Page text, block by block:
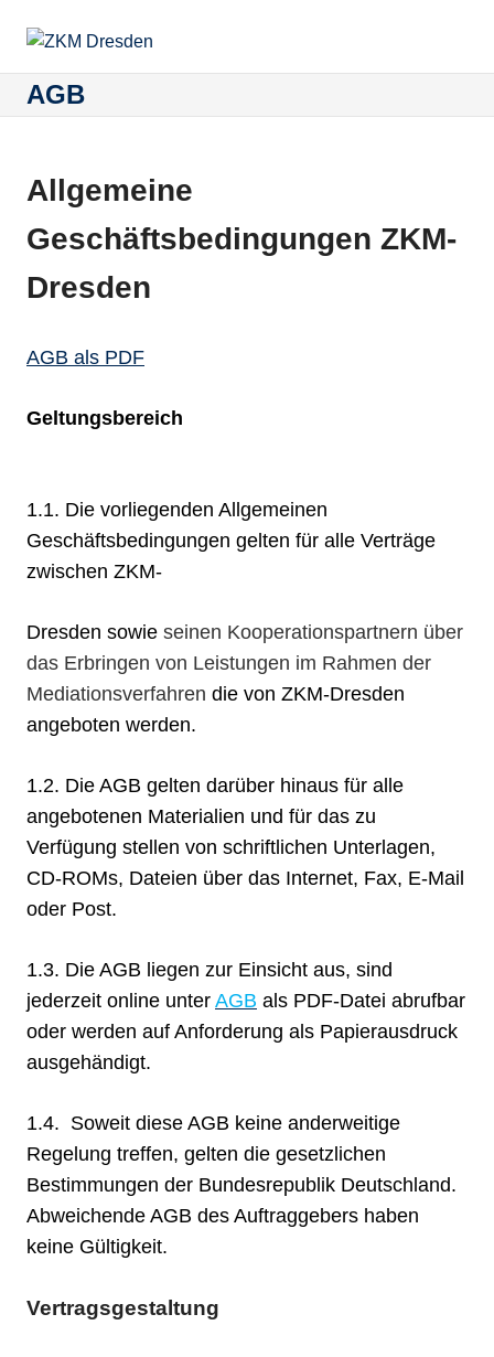
Inhalt
für
Konfliktmanagement
AGB
Allgemeine
Geschäftsbedingungen ZKM-
Dresden
AGB als PDF
Geltungsbereich
1.1. Die vorliegenden Allgemeinen
Geschäftsbedingungen gelten für alle Verträge
zwischen ZKM-
Dresden sowie seinen Kooperationspartnern über
das Erbringen von Leistungen im Rahmen der
Mediationsverfahren die von ZKM-Dresden
angeboten werden.
1.2. Die AGB gelten darüber hinaus für alle
angebotenen Materialien und für das zu
Verfügung stellen von schriftlichen Unterlagen,
CD-ROMs, Dateien über das Internet, Fax, E-Mail
oder Post.
1.3. Die AGB liegen zur Einsicht aus, sind
jederzeit online unter AGB als PDF-Datei abrufbar
oder werden auf Anforderung als Papierausdruck
ausgehändigt.
1.4. Soweit diese AGB keine anderweitige
Regelung treffen, gelten die gesetzlichen
Bestimmungen der Bundesrepublik Deutschland.
Abweichende AGB des Auftraggebers haben
keine Gültigkeit.
Vertragsgestaltung